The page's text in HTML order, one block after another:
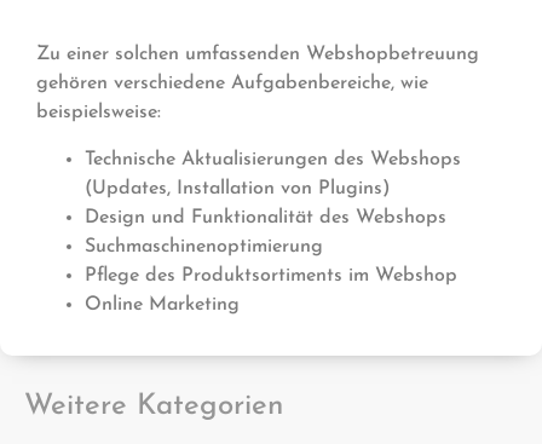
Zu einer solchen umfassenden Webshopbetreuung
gehören verschiedene Aufgabenbereiche, wie
beispielsweise:
Technische Aktualisierungen des Webshops
(Updates, Installation von Plugins)
Design und Funktionalität des Webshops
Suchmaschinenoptimierung
Pflege des Produktsortiments im Webshop
Online Marketing
Weitere Kategorien